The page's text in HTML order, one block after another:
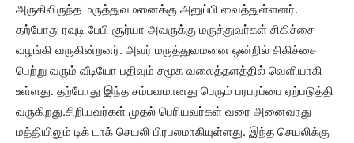
அருகிலிருந்த மருத்துவமனைக்கு அனுப்பி வைத்துள்ளனர்.
தற்போது ரவுடி பேபி சூர்யா அவருக்கு மருத்துவர்கள் சிகிச்சை
வழங்கி வருகின்றனர். அவர் மருத்துவமனை ஒன்றில் சிகிச்சை
பெற்று வரும் வீடியோ பதிவும் சமூக வலைத்தளத்தில் வெளியாகி
உள்ளது. தற்போது இந்த சம்பவமானது பெரும் பரபரப்பை ஏற்படுத்தி
வருகிறது.சிறியவர்கள் முதல் பெரியவர்கள் வரை அனைவரது
மத்தியிலும் டிக் டாக் செயலி பிரபலமாகியுள்ளது. இந்த செயலிக்கு